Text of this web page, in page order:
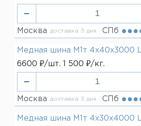
Москва доставка 3 дня СПб
Медная шина М1т 4х40х3000
6600 ₽/шт. 1 500 ₽/кг.
Москва доставка 3 дня СПб
Медная шина М1т 4х30х4000